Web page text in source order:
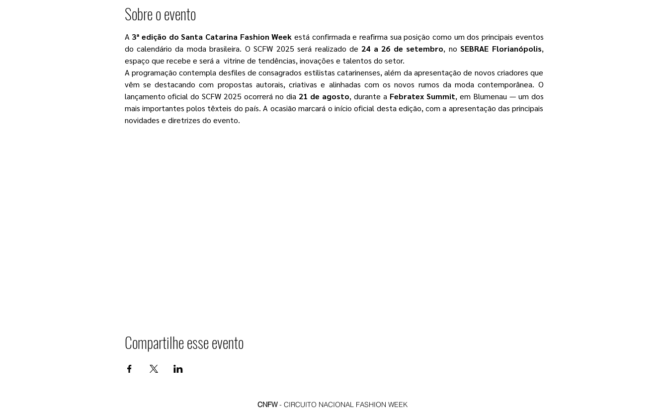
Sobre o evento
A 3ª edição do Santa Catarina Fashion Week está confirmada e reafirma sua posição como um dos principais eventos
do calendário da moda brasileira. O SCFW 2025 será realizado de 24 a 26 de setembro, no SEBRAE Florianópolis,
espaço que recebe e será a  vitrine de tendências, inovações e talentos do setor.
A programação contempla desfiles de consagrados estilistas catarinenses, além da apresentação de novos criadores que
vêm se destacando com propostas autorais, criativas e alinhadas com os novos rumos da moda contemporânea. O
lançamento oficial do SCFW 2025 ocorrerá no dia 21 de agosto, durante a Febratex Summit, em Blumenau — um dos
mais importantes polos têxteis do país. A ocasião marcará o início oficial desta edição, com a apresentação das principais
novidades e diretrizes do evento.
Compartilhe esse evento
CNFW- CIRCUITO NACIONAL FASHION WEEK